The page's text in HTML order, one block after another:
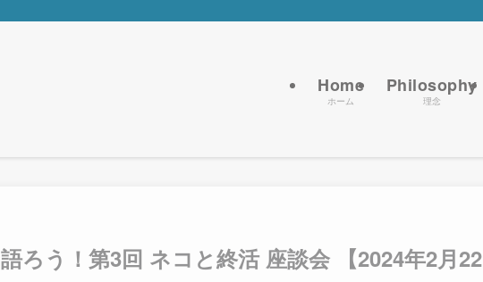
Home
ホーム
Philosophy
理念
ろう！第3回 ネコと終活 座談会 【2024年2月22